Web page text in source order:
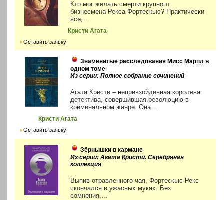
Кто мог желать смерти крупного
бизнесмена Рекса Фортескью? Практически
все,...
Кристи Агата
Оставить заявку
Знаменитые расследования Мисс Марпл в
одном томе
Из серии: Полное собрание сочинений
Агата Кристи – непревзойденная королева
детектива, совершившая революцию в
криминальном жанре. Она...
Кристи Агата
Оставить заявку
Зёрнышки в кармане
Из серии: Агата Кристи. Серебряная
коллекция
Выпив отравленного чая, Фортескью Рекс
скончался в ужасных муках. Без
сомнения,...